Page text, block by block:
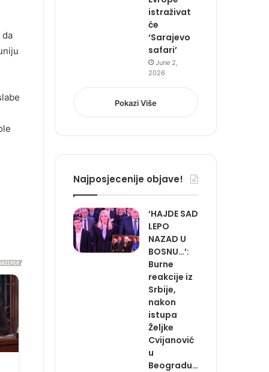
da
istraživat
će
‘Sarajevo
safari’
June 2,
2026
Pokazi Više
Najposjecenije objave!
‘HAJDE SAD
LEPO
NAZAD U
BOSNU…’:
Burne
reakcije iz
Srbije,
nakon
istupa
Željke
Cvijanović
u
Beogradu…